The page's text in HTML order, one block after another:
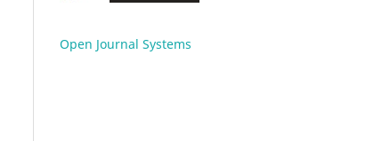
Open Journal Systems